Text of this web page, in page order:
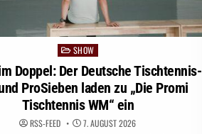
Posted
in
SHOW
Doppel: Der Deutsche Tischtennis-
ProSieben laden zu „Die Promi
Tischtennis WM“ ein
RSS-FEED 7. AUGUST 2026